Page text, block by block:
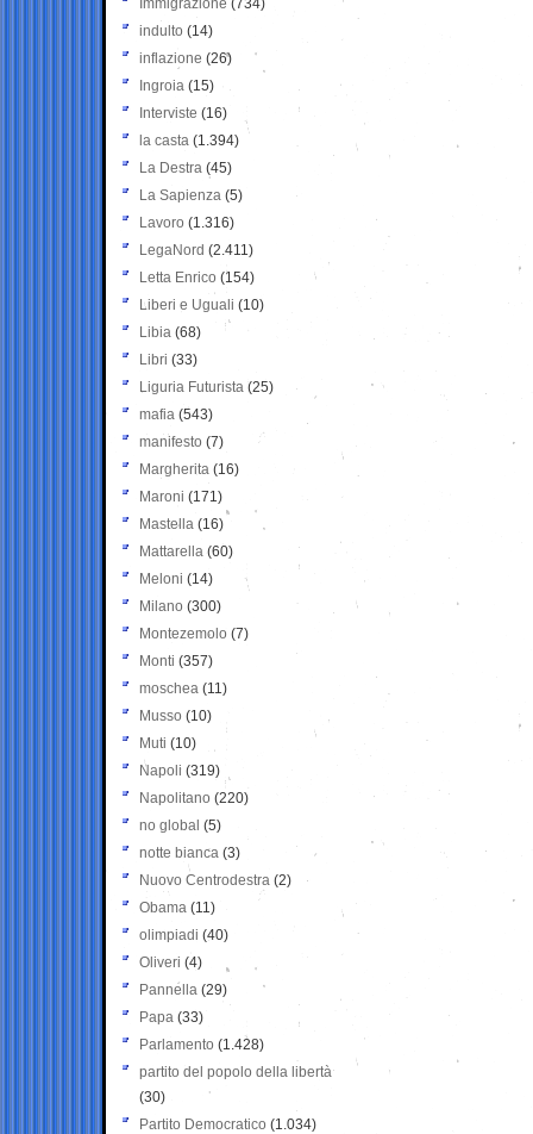
Immigrazione (734)
indulto (14)
inflazione (26)
Ingroia (15)
Interviste (16)
la casta (1.394)
La Destra (45)
La Sapienza (5)
Lavoro (1.316)
LegaNord (2.411)
Letta Enrico (154)
Liberi e Uguali (10)
Libia (68)
Libri (33)
Liguria Futurista (25)
mafia (543)
manifesto (7)
Margherita (16)
Maroni (171)
Mastella (16)
Mattarella (60)
Meloni (14)
Milano (300)
Montezemolo (7)
Monti (357)
moschea (11)
Musso (10)
Muti (10)
Napoli (319)
Napolitano (220)
no global (5)
notte bianca (3)
Nuovo Centrodestra (2)
Obama (11)
olimpiadi (40)
Oliveri (4)
Pannella (29)
Papa (33)
Parlamento (1.428)
partito del popolo della libertà
(30)
Partito Democratico (1.034)